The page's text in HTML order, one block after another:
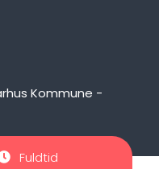
Kommune -
Fuldtid